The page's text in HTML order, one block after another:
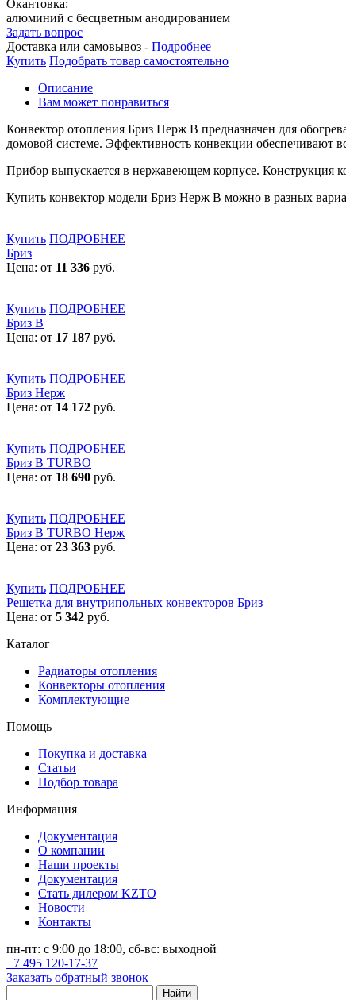
Окантовка:
алюминий с бесцветным анодированием
Задать вопрос
Доставка или самовывоз - Подробнее
Купить Подобрать товар самостоятельно
Описание
Вам может понравиться
Конвектор отопления Бриз Нерж В предназначен для
домовой системе. Эффективность конвекции обеспечивают
Прибор выпускается в нержавеющем корпусе. Конструкция
Купить конвектор модели Бриз Нерж В можно в разных
Купить ПОДРОБНЕЕ
Бриз
Цена: от 11 336 руб.
Купить ПОДРОБНЕЕ
Бриз В
Цена: от 17 187 руб.
Купить ПОДРОБНЕЕ
Бриз Нерж
Цена: от 14 172 руб.
Купить ПОДРОБНЕЕ
Бриз В TURBO
Цена: от 18 690 руб.
Купить ПОДРОБНЕЕ
Бриз В TURBO Нерж
Цена: от 23 363 руб.
Купить ПОДРОБНЕЕ
Решетка для внутрипольных конвекторов Бриз
Цена: от 5 342 руб.
Каталог
Радиаторы отопления
Конвекторы отопления
Комплектующие
Помощь
Покупка и доставка
Статьи
Подбор товара
Информация
Документация
О компании
Наши проекты
Документация
Стать дилером KZTO
Новости
Контакты
пн-пт: с 9:00 до 18:00, сб-вс: выходной
+7 495 120-17-37
Заказать обратный звонок
Найти